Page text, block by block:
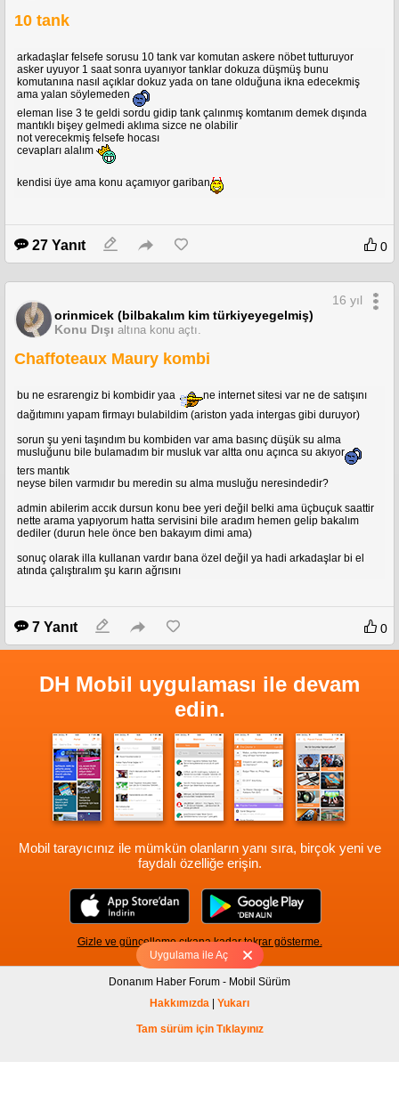
Uygulama ile Aç
10 tank
arkadaşlar felsefe sorusu 10 tank var komutan askere nöbet tutturuyor
asker uyuyor 1 saat sonra uyanıyor tanklar dokuza düşmüş bunu
komutanına nasıl açıklar dokuz yada on tane olduğuna ikna edecekmiş
ama yalan söylemeden
eleman lise 3 te geldi sordu gidip tank çalınmış komtanım demek dışında
mantıklı bişey gelmedi aklıma sizce ne olabilir
not verecekmiş felsefe hocası
cevapları alalım
kendisi üye ama konu açamıyor gariban
27 Yanıt 0
orinmicek (bilbakalım kim türkiyeyegelmiş)
Konu Dışı altına konu açtı.
16 yıl
Chaffoteaux Maury kombi
bu ne esrarengiz bi kombidir yaa
ne internet sitesi var ne de satışını
dağıtımını yapam firmayı bulabildim (ariston yada intergas gibi duruyor)
sorun şu yeni taşındım bu kombiden var ama basınç düşük su alma
musluğunu bile bulamadım bir musluk var altta onu açınca su akıyor
ters mantık
neyse bilen varmıdır bu meredin su alma musluğu neresindedir?
admin abilerim accık dursun konu bee yeri değil belki ama üçbuçuk saattir
nette arama yapıyorum hatta servisini bile aradım hemen gelip bakalım
dediler (durun hele önce ben bakayım dimi ama)
sonuç olarak illa kullanan vardır bana özel değil ya hadi arkadaşlar bi el
atında çalıştıralım şu karın ağrısını
7 Yanıt 0
DH Mobil uygulaması ile devam
edin.
Mobil tarayıcınız ile mümkün olanların yanı sıra, birçok yeni ve
faydalı özelliğe erişin.
Gizle ve güncelleme çıkana kadar tekrar gösterme.
Donanım Haber Forum - Mobil Sürüm
Hakkımızda
Yukarı
Tam sürüm için Tıklayınız